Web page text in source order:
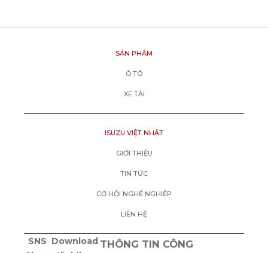
SẢN PHẨM
Ô TÔ
XE TẢI
ISUZU VIỆT NHẬT
GIỚI THIỆU
TIN TỨC
CƠ HỘI NGHỀ NGHIỆP
LIÊN HỆ
SNS Download THÔNG TIN CÔNG